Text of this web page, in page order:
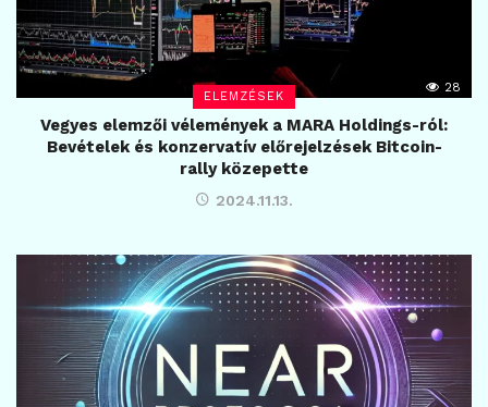
ELEMZÉSEK
28
Vegyes elemzői vélemények a MARA Holdings-ról:
Bevételek és konzervatív előrejelzések Bitcoin-
rally közepette
2024.11.13.